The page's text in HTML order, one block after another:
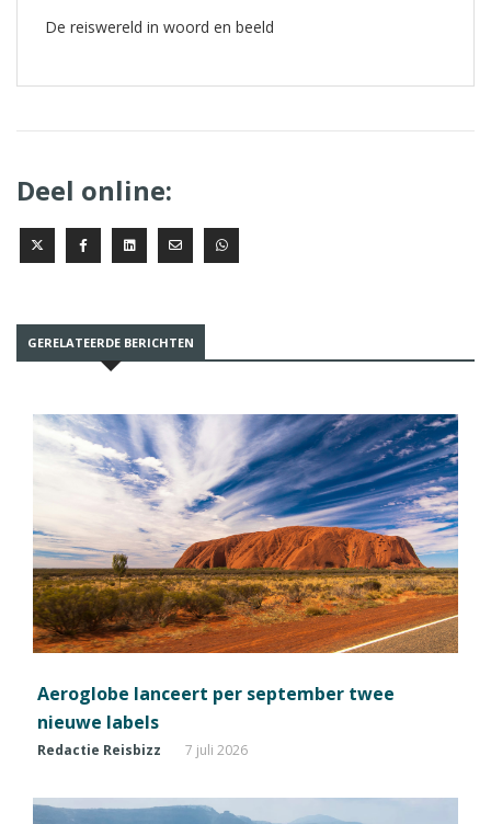
De reiswereld in woord en beeld
Deel online:
GERELATEERDE BERICHTEN
Aeroglobe lanceert per september twee
nieuwe labels
Redactie Reisbizz 7 juli 2026